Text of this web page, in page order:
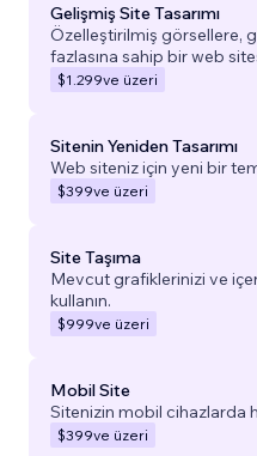
Gelişmiş Site Tasarımı
Özelleştirilmiş görsellere,
fazlasına sahip bir web
$1.299ve üzeri
Sitenin Yeniden Tasarımı
Web siteniz için yeni bir
$399ve üzeri
Site Taşıma
Mevcut grafiklerinizi ve
kullanın.
$999ve üzeri
Mobil Site
Sitenizin mobil cihazlarda
$399ve üzeri